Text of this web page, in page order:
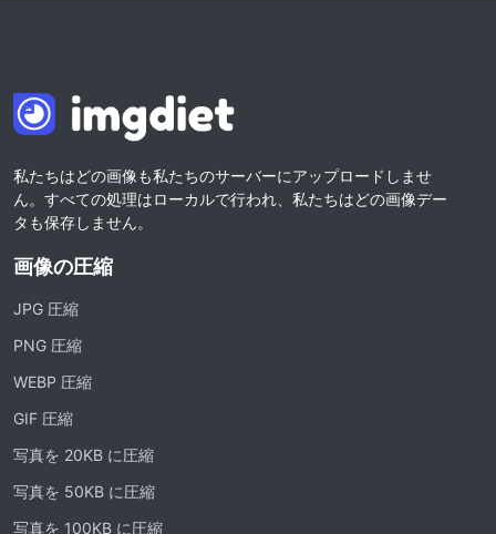
私たちはどの画像も私たちのサーバーにアップロードしませ
ん。すべての処理はローカルで行われ、私たちはどの画像デー
タも保存しません。
画像の圧縮
JPG 圧縮
PNG 圧縮
WEBP 圧縮
GIF 圧縮
写真を 20KB に圧縮
写真を 50KB に圧縮
写真を 100KB に圧縮